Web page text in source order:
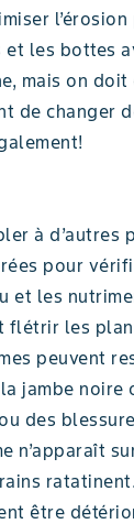
l’érosion
et les bottes
mais on
de changer
à d’autres
pour
et les
flétrir les
peuvent
jambe
des
n’apparaît
être